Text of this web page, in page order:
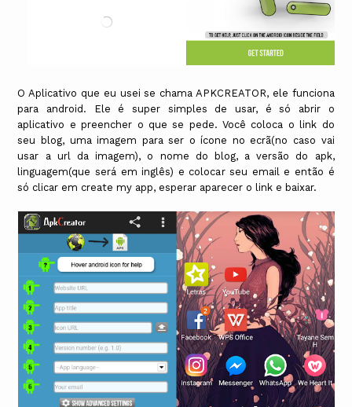
O Aplicativo que eu usei se chama APKCREATOR, ele funciona
para android. Ele é super simples de usar, é só abrir o
aplicativo e preencher o que se pede. Você coloca o link do
seu blog, uma imagem para ser o ícone no ecrã(no caso vai
usar a url da imagem), o nome do blog, a versão do apk,
linguagem(que será em inglês) e colocar seu email e então é
só clicar em create my app, esperar aparecer o link e baixar.